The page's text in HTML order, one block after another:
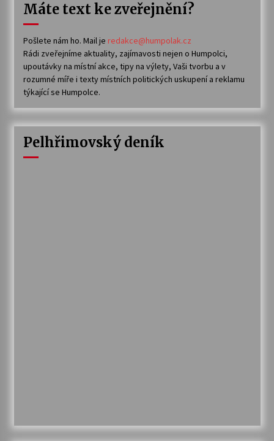
Máte text ke zveřejnění?
Pošlete nám ho. Mail je redakce@humpolak.cz
Rádi zveřejníme aktuality, zajímavosti nejen o Humpolci,
upoutávky na místní akce, tipy na výlety, Vaši tvorbu a v
rozumné míře i texty místních politických uskupení a reklamu
týkající se Humpolce.
Pelhřimovský deník